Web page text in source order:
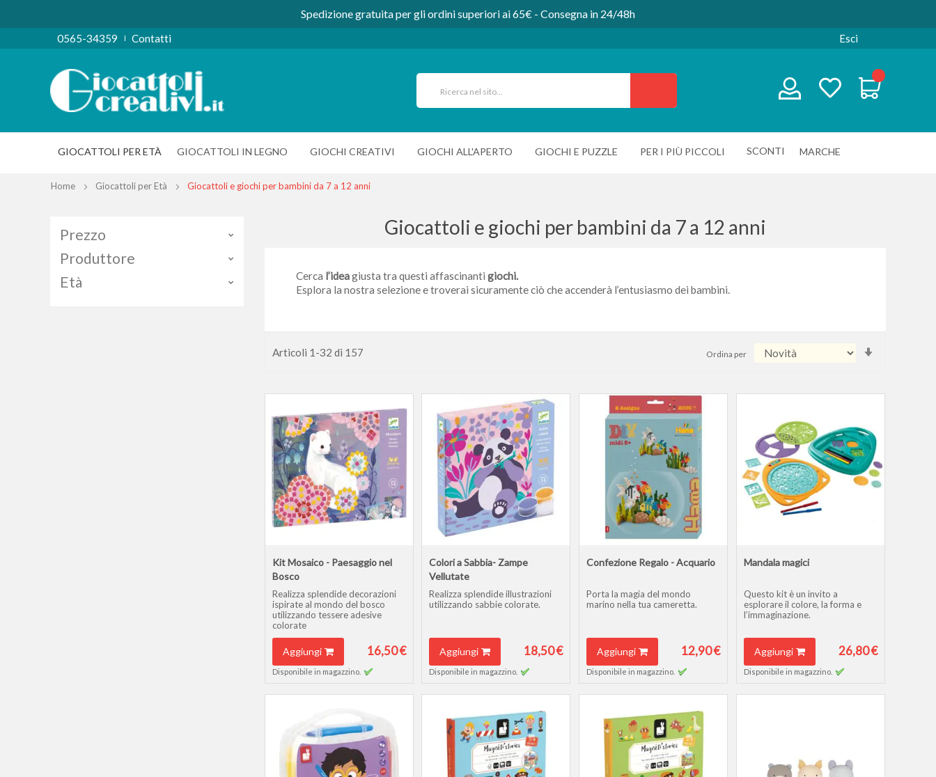
Spedizione gratuita per gli ordini superiori ai 65€ - Consegna in 24/48h
0565-34359 Contatti Esci
GIOCATTOLI PER ETÀ GIOCATTOLI IN LEGNO GIOCHI CREATIVI GIOCHI ALL'APERTO GIOCHI E PUZZLE PER I PIÙ PICCOLI SCONTI MARCHE
Home Giocattoli per Età Giocattoli e giochi per bambini da 7 a 12 anni
Giocattoli e giochi per bambini da 7 a 12 anni
Cerca l’ideagiusta tra questi affascinantigiochi.
Esplora la nostra selezione e troverai sicuramente ciò che accenderà l’entusiasmo dei bambini.
Articoli 1 -32 di 157 Ordina per
Kit Mosaico - Paesaggio nel
Bosco
Realizza splendide decorazioni
ispirate al mondo del bosco
utilizzando tessere adesive
colorate
Aggiungi 16,50 €
Disponibile in magazzino.
Colori a Sabbia- Zampe
Vellutate
Realizza splendide illustrazioni
utilizzando sabbie colorate.
Aggiungi 18,50 €
Disponibile in magazzino.
Confezione Regalo - Acquario
Porta la magia del mondo
marino nella tua cameretta.
Aggiungi 12,90 €
Disponibile in magazzino.
Mandala magici
Questo kit è un invito a
esplorare il colore, la forma e
l’immaginazione.
Aggiungi 26,80 €
Disponibile in magazzino.
Prezzo
Produttore
Età